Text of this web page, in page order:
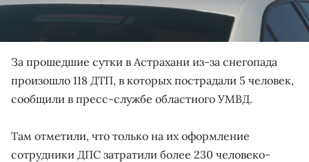
За прошедшие сутки в Астрахани из-за снегопада
произошло 118 ДТП, в которых пострадали 5 человек,
сообщили в пресс-службе областного УМВД.
Там отметили, что только на их оформление
сотрудники ДПС затратили более 230 человеко-